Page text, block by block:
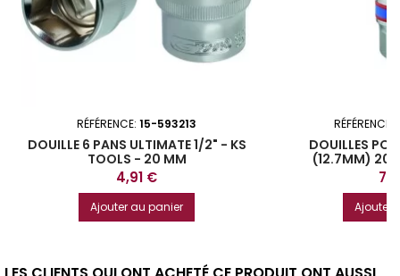
RÉFÉRENCE: 15-593213
DOUILLE 6 PANS ULTIMATE 1/2" - KS
TOOLS - 20 MM
Prix
4,91 €
Ajouter au panier
RÉFÉRENCE:
DOUILLES
(12.7MM)
Prix
Ajouter